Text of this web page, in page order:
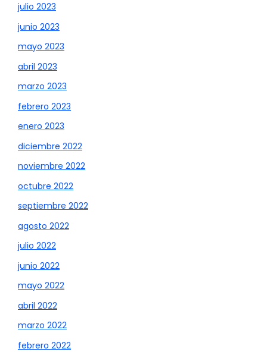
julio 2023
junio 2023
mayo 2023
abril 2023
marzo 2023
febrero 2023
enero 2023
diciembre 2022
noviembre 2022
octubre 2022
septiembre 2022
agosto 2022
julio 2022
junio 2022
mayo 2022
abril 2022
marzo 2022
febrero 2022